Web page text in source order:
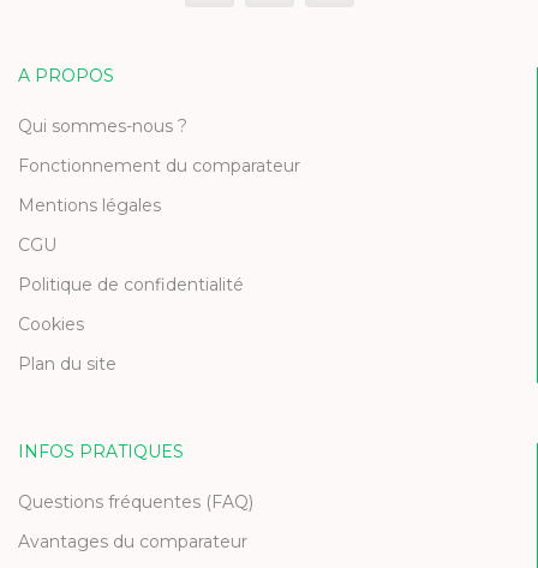
A PROPOS
Qui sommes-nous ?
Fonctionnement du comparateur
Mentions légales
CGU
Politique de confidentialité
Cookies
Plan du site
INFOS PRATIQUES
Questions fréquentes (FAQ)
Avantages du comparateur